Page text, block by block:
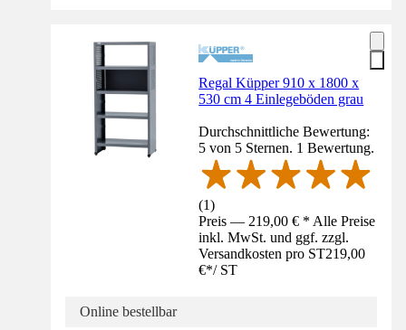
Regal Küpper 910 x 1800 x
530 cm 4 Einlegeböden grau
Durchschnittliche Bewertung:
5 von 5 Sternen. 1 Bewertung.
(1)
Preis — 219,00 € * Alle Preise
inkl. MwSt. und ggf. zzgl.
Versandkosten pro ST219,00
€*/ ST
Online bestellbar